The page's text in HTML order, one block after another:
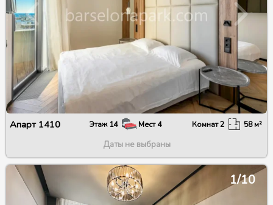
Апарт 1410 Этаж 14 Мест4 Комнат2 58м²
Даты не выбраны
1/10